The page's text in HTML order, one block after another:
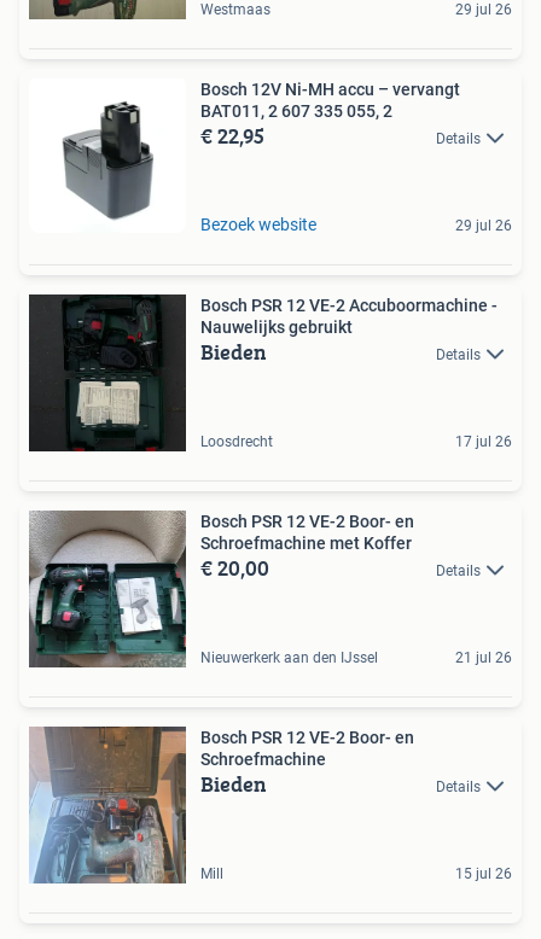
Westmaas 29 jul 26
Bosch 12V Ni-MH accu – vervangt
BAT011, 2 607 335 055, 2
€ 22,95 Details
Bezoek website 29 jul 26
Bosch PSR 12 VE-2 Accuboormachine -
Nauwelijks gebruikt
Bieden Details
Loosdrecht 17 jul 26
Bosch PSR 12 VE-2 Boor- en
Schroefmachine met Koffer
€ 20,00 Details
Nieuwerkerk aan den IJssel 21 jul 26
Bosch PSR 12 VE-2 Boor- en
Schroefmachine
Bieden Details
Mill 15 jul 26